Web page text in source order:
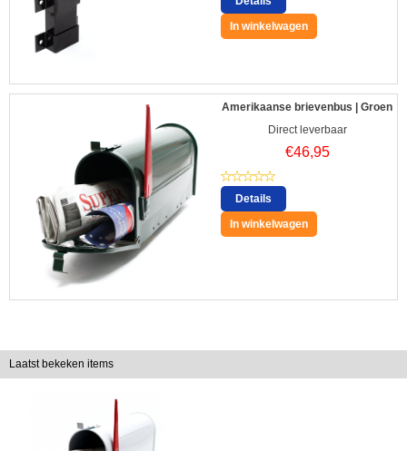
In winkelwagen
Amerikaanse brievenbus | Groen
Direct leverbaar
€46,95
Details
In winkelwagen
Laatst bekeken items